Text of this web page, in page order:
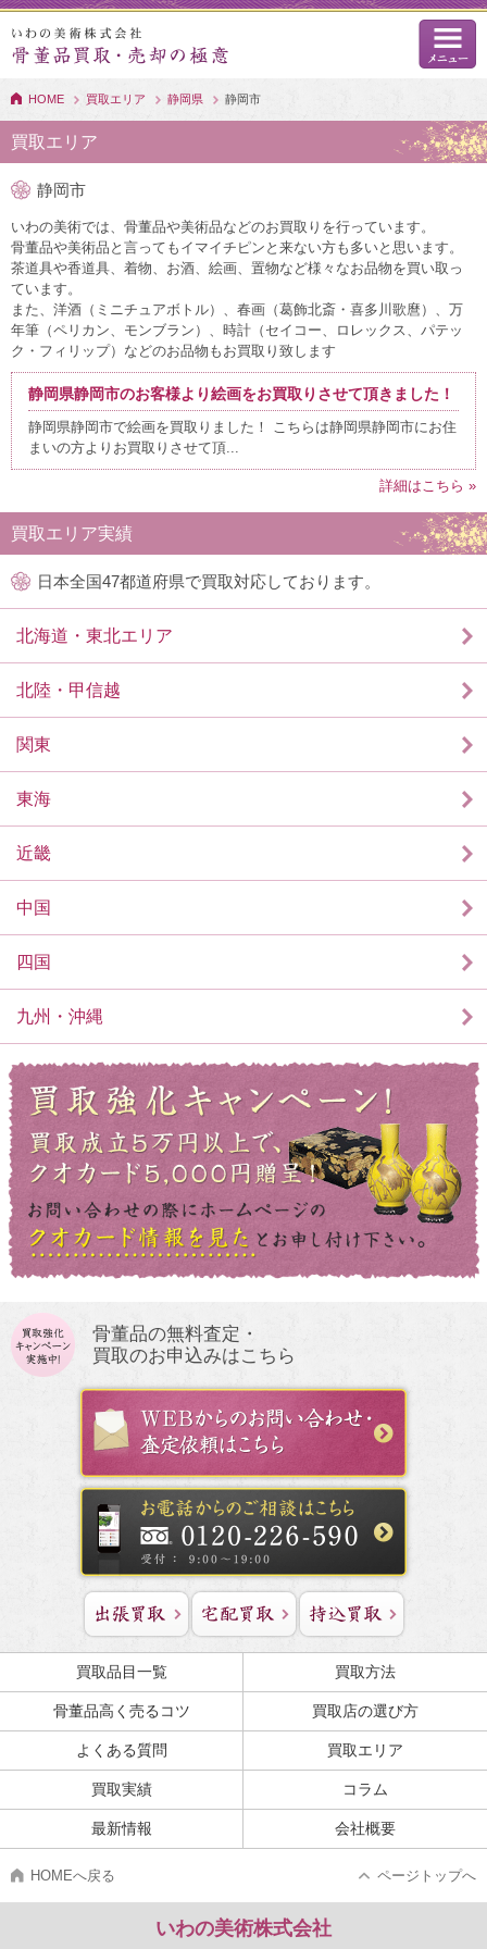
HOME 買取エリア 静岡県 静岡市
買取エリア
静岡市
いわの美術では、骨董品や美術品などのお買取りを行っています。
骨董品や美術品と言ってもイマイチピンと来ない方も多いと思います。
茶道具や香道具、着物、お酒、絵画、置物など様々なお品物を買い取っ
ています。
また、洋酒（ミニチュアボトル）、春画（葛飾北斎・喜多川歌麿）、万
年筆（ペリカン、モンブラン）、時計（セイコー、ロレックス、パテッ
ク・フィリップ）などのお品物もお買取り致します
静岡県静岡市のお客様より絵画をお買取りさせて頂きました！
静岡県静岡市で絵画を買取りました！ こちらは静岡県静岡市にお住
まいの方よりお買取りさせて頂...
詳細はこちら »
買取エリア実績
日本全国47都道府県で買取対応しております。
北海道・東北エリア
北陸・甲信越
関東
東海
近畿
中国
四国
九州・沖縄
骨董品の無料査定・
買取のお申込みはこちら
買取品目一覧 買取方法
骨董品高く売るコツ 買取店の選び方
よくある質問 買取エリア
買取実績 コラム
最新情報 会社概要
HOMEへ戻る ページトップへ
いわの美術株式会社